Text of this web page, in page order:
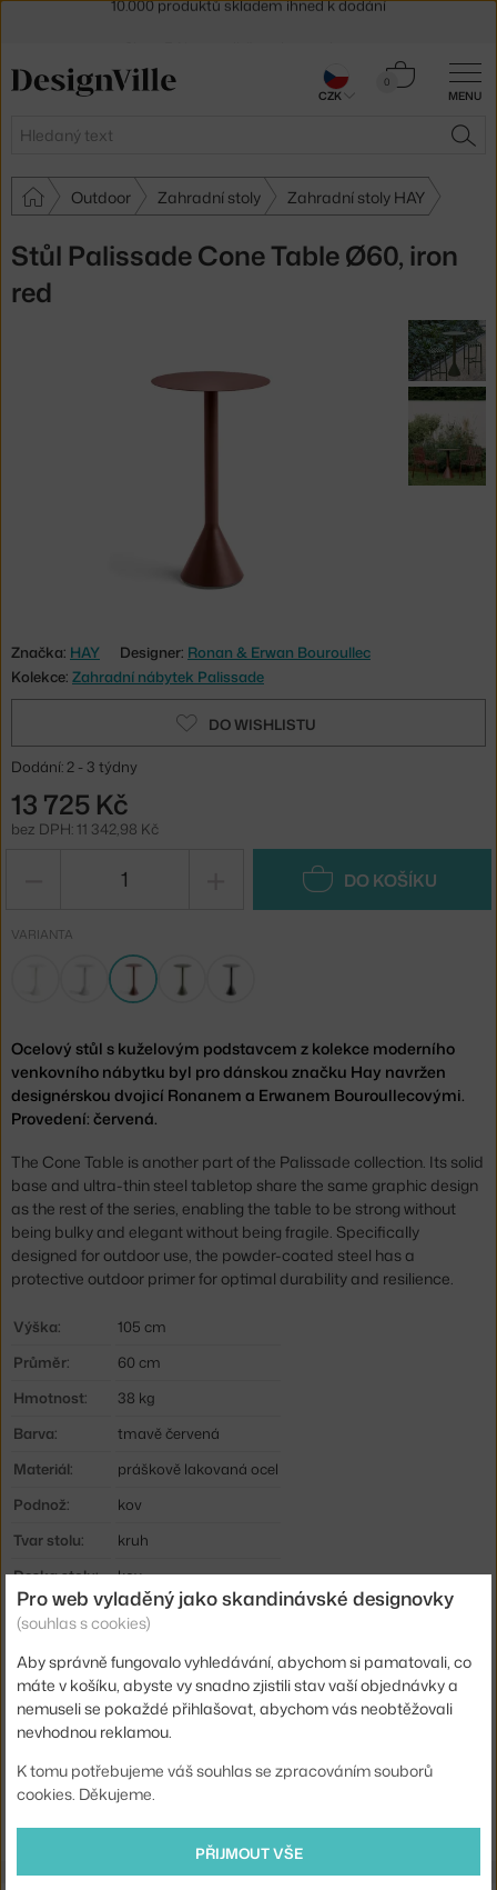
MENU
Hledat
0
Košík
Outdoor Zahradní stoly Zahradní stoly HAY
Stůl Palissade Cone Table Ø60, iron
red
Značka: HAY Designer: Ronan & Erwan Bouroullec
Kolekce: Zahradní nábytek Palissade
DO WISHLISTU
Dodání: 2 - 3 týdny
13 725 Kč
bez DPH: 11 342,98 Kč
DO KOŠÍKU
VARIANTA
Ocelový stůl s kuželovým podstavcem z kolekce moderního
venkovního nábytku byl pro dánskou značku Hay navržen
designérskou dvojicí Ronanem a Erwanem Bouroullecovými.
Provedení: červená.
The Cone Table is another part of the Palissade collection. Its solid
base and ultra-thin steel tabletop share the same graphic design
as the rest of the series, enabling the table to be strong without
being bulky and elegant without being fragile. Specifically
designed for outdoor use, the powder-coated steel has a
protective outdoor primer for optimal durability and resilience.
Výška:
105 cm
Průměr:
60 cm
Hmotnost:
38 kg
Barva:
tmavě červená
Materiál:
práškově lakovaná ocel
Podnož:
kov
Tvar stolu:
kruh
Deska stolu:
kov
Vhodné pro:
Barová sestava
Kód produktu
HAY-AA695-A381-AH17
EAN
5710441327684
Ste zo Slovenska? Prejdite naPalissade Cone Table Ø60, iron red
Shopping from the EU? Switch to
30 dní na vrácení zboží
CZK
Pro web vyladěný jako skandinávské designovky
(souhlas s cookies)
Aby správně fungovalo vyhledávání, abychom si pamatovali, co
máte v košíku, abyste vy snadno zjistili stav vaší objednávky a
nemuseli se pokaždé přihlašovat, abychom vás neobtěžovali
nevhodnou reklamou.
K tomu potřebujeme váš souhlas se zpracováním souborů
cookies. Děkujeme.
PŘIJMOUT VŠE